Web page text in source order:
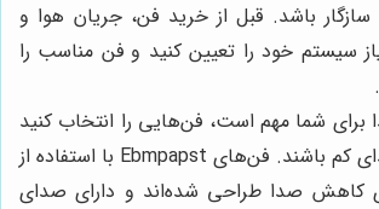
باشد. قبل از خرید فن، جریان هوا و
سیستم خود را تعیین کنید و فن مناسب را
برای شما مهم است، فن‌هایی را انتخاب کنید
که دارای صدای کم باشند. فن‌های Ebmpapst با استفاده از
کاهش صدا طراحی شده‌اند و دارای صدای